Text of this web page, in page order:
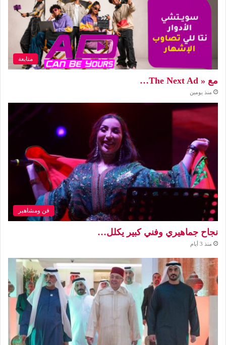
متابعة
مع « The Next Ad…
منذ يومين
فن ومشاهير
نجاح جماهيري وفني كبير يكلل…
منذ 3 أيام